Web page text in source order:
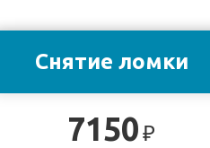
Снятие ломки
7150₽